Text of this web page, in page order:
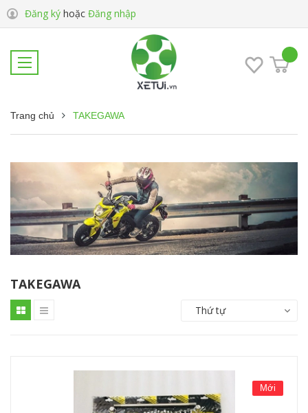
Đăng ký hoặc Đăng nhập
Trang chủ TAKEGAWA
TAKEGAWA
Thứ tự
Mới